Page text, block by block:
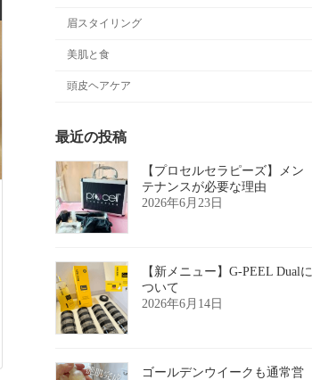
眉スタイリング
美肌と食
頭皮ヘアケア
最近の投稿
【プロセルセラピーズ】メン
テナンスが必要な理由
2026年6月23日
【新メニュー】G-PEEL Dualに
ついて
2026年6月14日
ゴールデンウイークも通常営